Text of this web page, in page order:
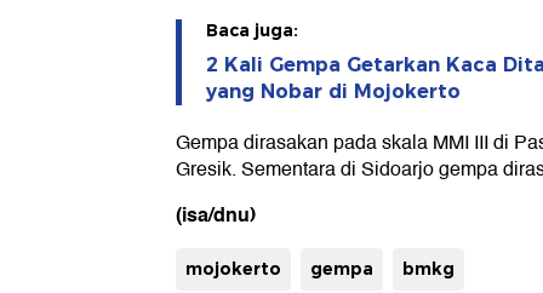
Baca juga:
2 Kali Gempa Getarkan Kaca
yang Nobar di Mojokerto
Gempa dirasakan pada skala MMI III di
Gresik. Sementara di Sidoarjo gempa
(isa/dnu)
mojokerto gempa bmkg